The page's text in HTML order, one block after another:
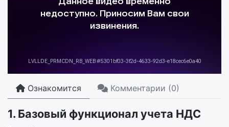
Ознакомится Комментарии (0)
1. Базовый функционал учета НДС